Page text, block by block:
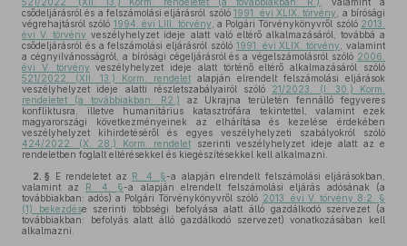
csődeljárásról és a felszámolási eljárásról szóló1991. évi XLIX. törvény
, a bírósági
végrehajtásról szóló 1994. évi LIII. törvény , a Polgári Törvénykönyvről szóló 2013.
évi V. törvény veszélyhelyzet ideje alatt való eltérő alkalmazásáról, továbbá a
csődeljárásról és a felszámolási eljárásról szóló 1991. évi XLIX. törvény
, valamint
a cégnyilvánosságról, a bírósági cégeljárásról és a végelszámolásról szóló 2006.
évi V. törvény veszélyhelyzet ideje alatt történő eltérő alkalmazásáról szóló
521/2022. (XII. 13.) Korm. rendelet alapján elrendelt felszámolási eljárások
veszélyhelyzet ideje alatti részletszabályairól szóló 21/2023. (I. 30.) Korm.
rendeletet (a továbbiakban: R2.) az Ukrajna területén fennálló fegyveres
konfliktusra, illetve humanitárius katasztrófára tekintettel, valamint ezek
magyarországi következményeinek az elhárítása és kezelése érdekében
veszélyhelyzet kihirdetéséről és egyes veszélyhelyzeti szabályokról szóló
424/2022. (X. 28.) Korm. rendelet szerinti veszélyhelyzet ideje alatt az e
rendeletben foglalt eltérésekkel és kiegészítésekkel kell alkalmazni.
2. § E rendeletet az R. 4. §-a alapján elrendelt felszámolási eljárásokban,
valamint az R. 4. §-a alapján elrendelt felszámolási eljárás adósának (a
továbbiakban: adós) a Polgári Törvénykönyvről szóló 2013. évi V. törvény 8:2. §
(1) bekezdése szerinti többségi befolyása alatt álló gazdálkodó szervezet (a
továbbiakban: befolyás alatt álló gazdálkodó szervezet) vonatkozásában kell
alkalmazni.